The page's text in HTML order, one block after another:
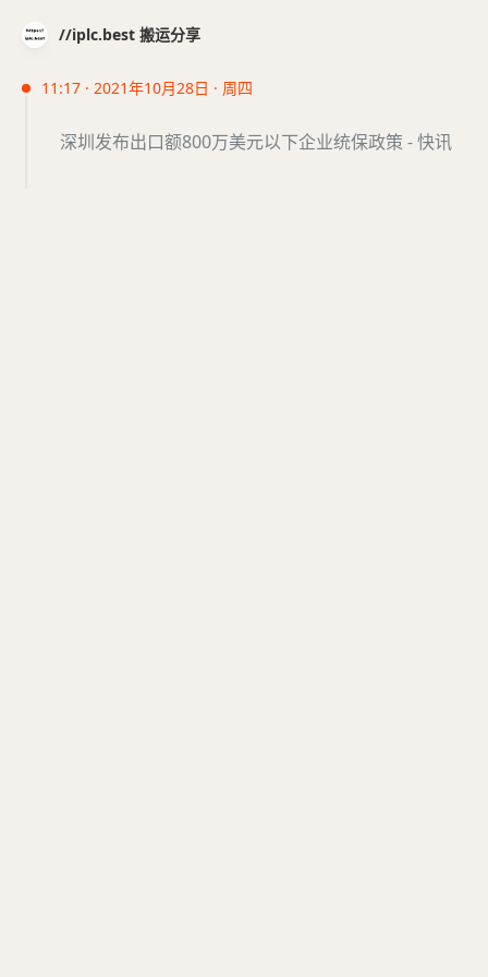
//iplc.best 搬运分享
11:17 · 2021年10月28日 · 周四
深圳发布出口额800万美元以下企业统保政策 - 快讯